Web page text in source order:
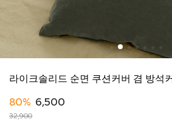
라이크솔리드 순면 쿠션커버 겸 방석
80% 6,500
32,900